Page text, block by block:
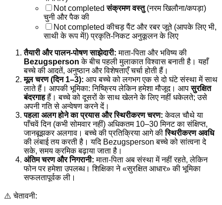
Not completed संक्रमण वस्तु(नरम खिलौना/कपड़ा)
चुनी और पैक की
Not completed कीचड़ पैंट और रबर जूते (आपके लिए भी,
साथी के रूप में!) प्रकृति-निकट अनुकूलन के लिए
तैयारी और पालन-पोषण साझेदारी: माता-पिता और भविष्य की
Bezugsperson के बीच पहली मुलाकात विश्वास बनाती है। यहाँ
बच्चे की आदतें, अनुष्ठान और विशेषताएँ चर्चा होती हैं।
मूल चरण (दिन 1–3): आप बच्चे को लगभग एक से दो घंटे संस्था में साथ
लाते हैं। आपकी भूमिका: निष्क्रिय लेकिन हमेशा मौजूद। आपसुरक्षित
बंदरगाहहैं। बच्चे को दूसरों के साथ खेलने के लिए नहीं धकेलते; उसे
अपनी गति से अन्वेषण करने दें।
पहला अलग होने का प्रयास और स्थिरीकरण चरण: केवल चौथे या
पाँचवें दिन (कभी सोमवार नहीं) अधिकतम 10–30 मिनट का संक्षिप्त,
जानबूझकर अलगाव। बच्चे की प्रतिक्रिया आगे कीस्थिरीकरण अवधि
की लंबाई तय करती है। यदि Bezugsperson बच्चे को सांत्वना दे
सके, समय क्रमिक बढ़ाया जाता है।
अंतिम चरण और निगरानी: माता-पिता अब संस्था में नहीं रहते, लेकिन
फोन पर हमेशा उपलब्ध। शिक्षिका ने «सुरक्षित आधार» की भूमिका
सफलतापूर्वक ली।
⚠️ चेतावनी: